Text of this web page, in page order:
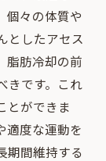
個々の体質や
としたアセス
脂肪冷却の前
きです。これ
とができま
適度な運動を
期間維持する